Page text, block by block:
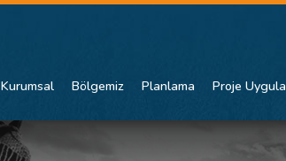
Kurumsal Bölgemiz Planlama Proje